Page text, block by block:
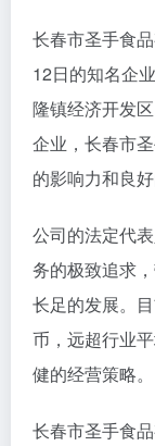
长春市圣手食
12日的知名企
隆镇经济开发
企业，长春市
的影响力和良好
公司的法定代
务的极致追求
长足的发展。
币，远超行业
健的经营策略。
长春市圣手食